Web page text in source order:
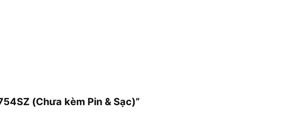
(Chưa kèm Pin & Sạc)”